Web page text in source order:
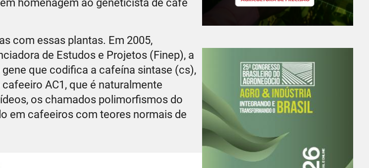
homenagem ao geneticista de café
com essas plantas. Em 2005,
de Estudos e Projetos (Finep), a
que codifica a cafeína sintase (cs),
AC1, que é naturalmente
os chamados polimorfismos do
em cafeeiros com teores normais de